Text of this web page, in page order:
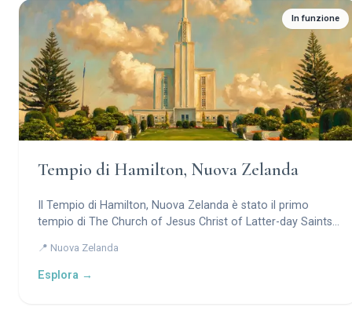
In funzione
Tempio di Hamilton, Nuova Zelanda
Il Tempio di Hamilton, Nuova Zelanda è stato il primo
tempio di The Church of Jesus Christ of Latter-day Saints
📍 Nuova Zelanda
Esplora →